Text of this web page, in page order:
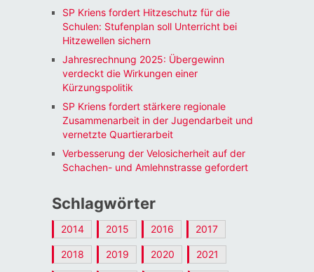
SP Kriens fordert Hitzeschutz für die
Schulen: Stufenplan soll Unterricht bei
Hitzewellen sichern
Jahresrechnung 2025: Übergewinn
verdeckt die Wirkungen einer
Kürzungspolitik
SP Kriens fordert stärkere regionale
Zusammenarbeit in der Jugendarbeit und
vernetzte Quartierarbeit
Verbesserung der Velosicherheit auf der
Schachen- und Amlehnstrasse gefordert
Schlagwörter
2014 2015 2016 2017
2018 2019 2020 2021